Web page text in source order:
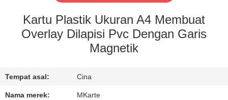
TUR
PABRIK
KUALITAS
Kartu Plastik Ukuran A4 Membuat
Overlay Dilapisi Pvc Dengan Garis
Magnetik
Tempat asal: Cina
Nama merek: MKarte